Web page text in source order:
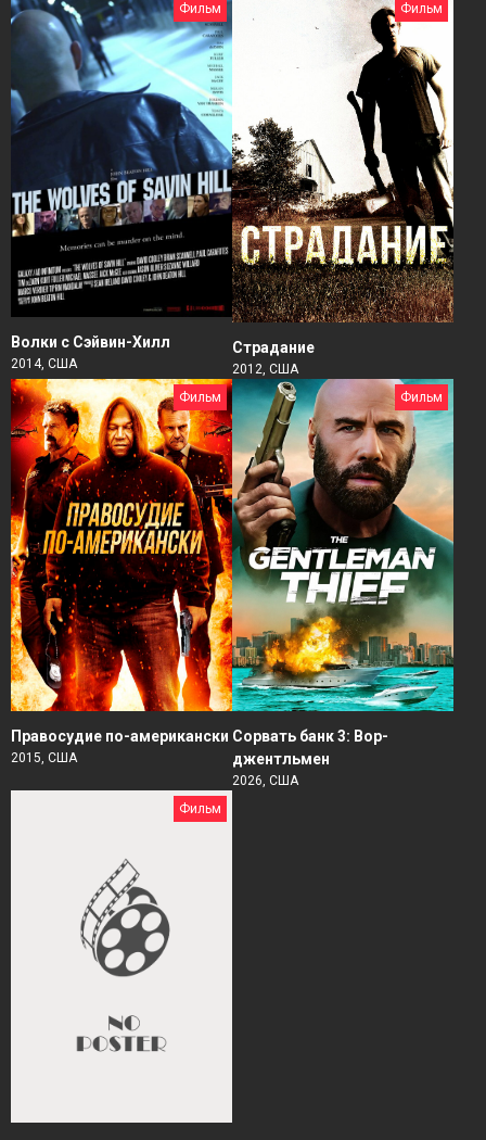
Фильм
Волки с Сэйвин-Хилл
2014, США
Фильм
Страдание
2012, США
Фильм
Правосудие по-американски
2015, США
Фильм
Сорвать банк 3: Вор-
джентльмен
2026, США
Фильм